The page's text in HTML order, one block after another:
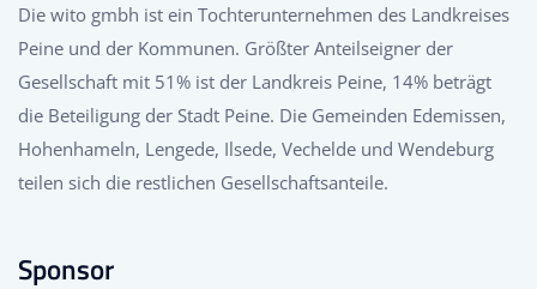
Die wito gmbh ist ein Tochterunternehmen des Landkreises
Peine und der Kommunen. Größter Anteilseigner der
Gesellschaft mit 51% ist der Landkreis Peine, 14% beträgt
die Beteiligung der Stadt Peine. Die Gemeinden Edemissen,
Hohenhameln, Lengede, Ilsede, Vechelde und Wendeburg
teilen sich die restlichen Gesellschaftsanteile.
Sponsor